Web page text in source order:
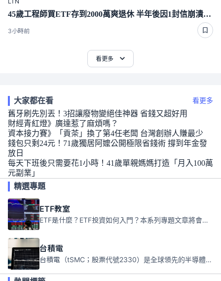
45歲工程師買ETF存到2000萬爽退休 半年後因1封信崩潰重回職場
3小時前
看更多
大家都在看 看更多
舊牙刷先別丟！3招讓廢物變絕佳神器 省錢又超好用
財經青紅燈》廣達惹了麻煩嗎？
資本接力賽》「貢茶」換了第4任老闆 台灣創辦人賺最少
錢包只剩24元！71歲獨居阿嬤公開極限省錢術 撐到年金發
放日
每天下班後只需要花1小時！41歲單親媽媽打造「月入100萬
元副業」
精選專題
ETF教室
ETF是什麼？ETF投資如何入門？本系列專題文章將會告訴你新手必須知道的ETF基礎知識。
台積電
台積電（tSMC；股票代號2330）是全球領先的半導體代工公司，成立於1987年，總部位於台灣新竹。且已於美國、日本、德國及中國設廠，台積電是全球首家專業積體電路製造服務公司，也是全球最先進和最大規模的半導體代工廠。